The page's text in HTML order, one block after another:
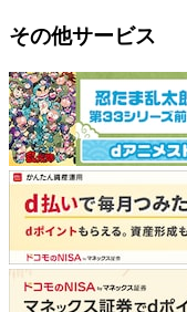
その他サービス